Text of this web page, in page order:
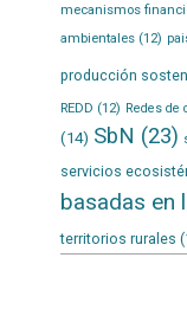
mecanismos
ambientales(12)
producción
REDD (12) Redes de
(14) SbN (23)
servicios
basadas en
territorios rurales